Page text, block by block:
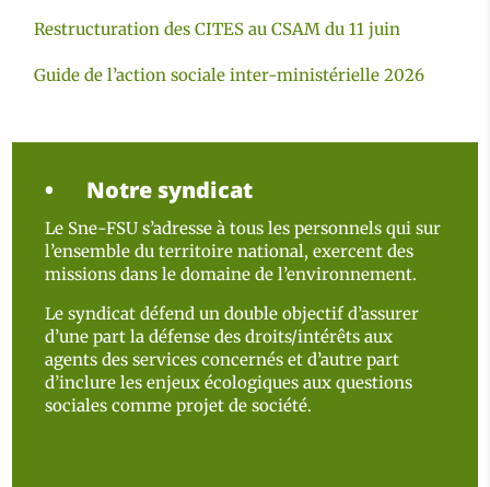
Restructuration des CITES au CSAM du 11 juin
Guide de l’action sociale inter-ministérielle 2026
Notre syndicat
Le Sne-FSU s’adresse à tous les personnels qui sur
l’ensemble du territoire national, exercent des
missions dans le domaine de l’environnement.
Le syndicat défend un double objectif d’assurer
d’une part la défense des droits/intérêts aux
agents des services concernés et d’autre part
d’inclure les enjeux écologiques aux questions
sociales comme projet de société.